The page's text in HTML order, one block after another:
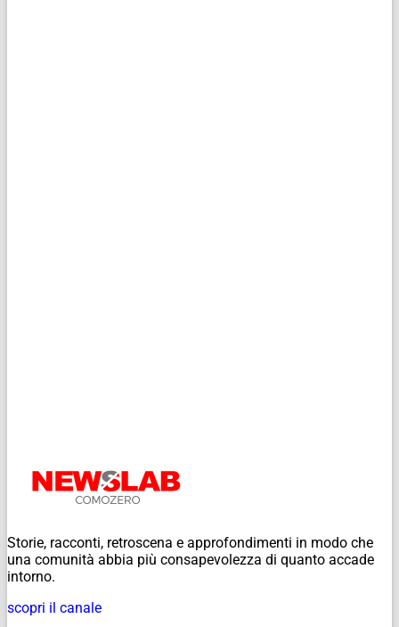
Storie, racconti, retroscena e approfondimenti in modo che
una comunità abbia più consapevolezza di quanto accade
intorno.
scopri il canale